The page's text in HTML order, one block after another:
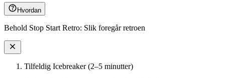
Hvordan
Behold Stop Start Retro: Slik foregår retroen
Tilfeldig Icebreaker (2–5 minutter)